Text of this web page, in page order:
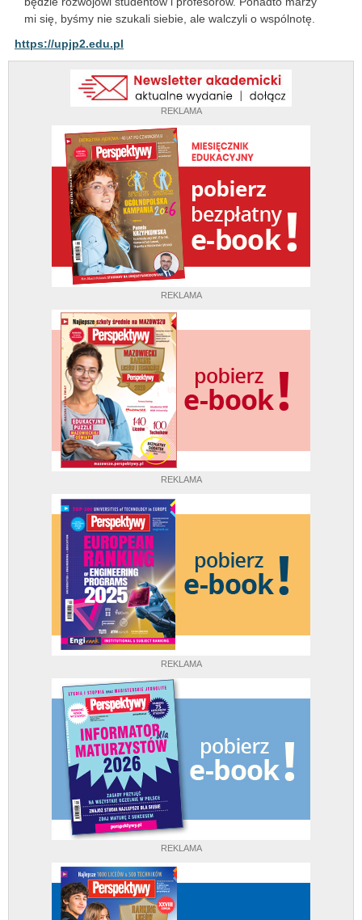
REKLAMA
REKLAMA
REKLAMA
REKLAMA
REKLAMA
mi się, byśmy nie szukali siebie, ale walczyli o wspólnotę.
https://upjp2.edu.pl